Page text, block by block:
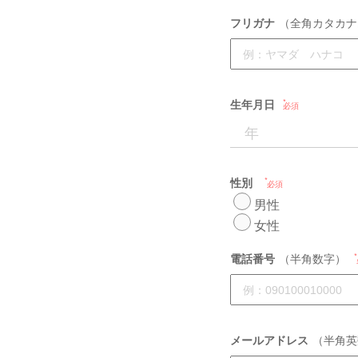
フリガナ （全角カタカナ
生年月日 必須
性別 必須
男性
女性
電話番号 （半角数字）
メールアドレス （半角英